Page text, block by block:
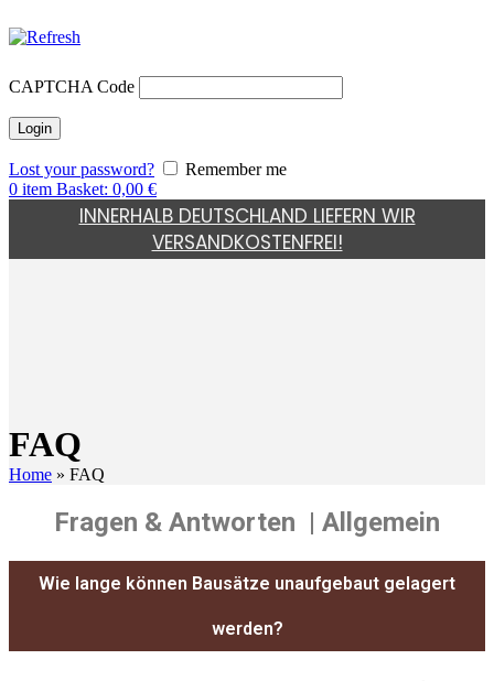
CAPTCHA Code
Lost your password?
Remember me
0 item Basket: 0,00 €
INNERHALB DEUTSCHLAND LIEFERN WIR
VERSANDKOSTENFREI!
FAQ
Home » FAQ
Fragen & Antworten | Allgemein
Wie lange können Bausätze unaufgebaut gelagert
werden?